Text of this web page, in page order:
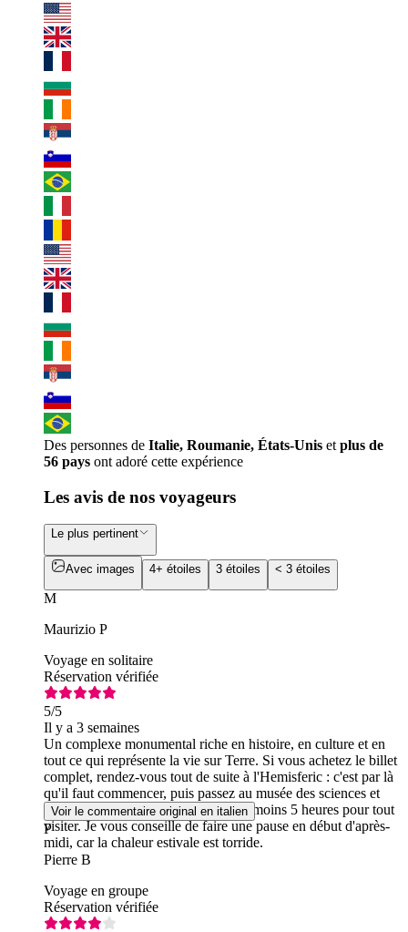
Des personnes de Italie, Roumanie, États-Unis et plus de
56 pays ont adoré cette expérience
Les avis de nos voyageurs
Le plus pertinent
Avec images 4+ étoiles 3 étoiles < 3 étoiles
M
Maurizio P
Voyage en solitaire
Réservation vérifiée
5/5
Il y a 3 semaines
Un complexe monumental riche en histoire, en culture et en
tout ce qui représente la vie sur Terre. Si vous achetez le billet
complet, rendez-vous tout de suite à l'Hemisferic : c'est par là
qu'il faut commencer, puis passez au musée des sciences et
enfin à l'Oceanogràfic. Prévoyez au moins 5 heures pour tout
visiter. Je vous conseille de faire une pause en début d'après-
midi, car la chaleur estivale est torride.
Voir le commentaire original en italien
P
Pierre B
Voyage en groupe
Réservation vérifiée